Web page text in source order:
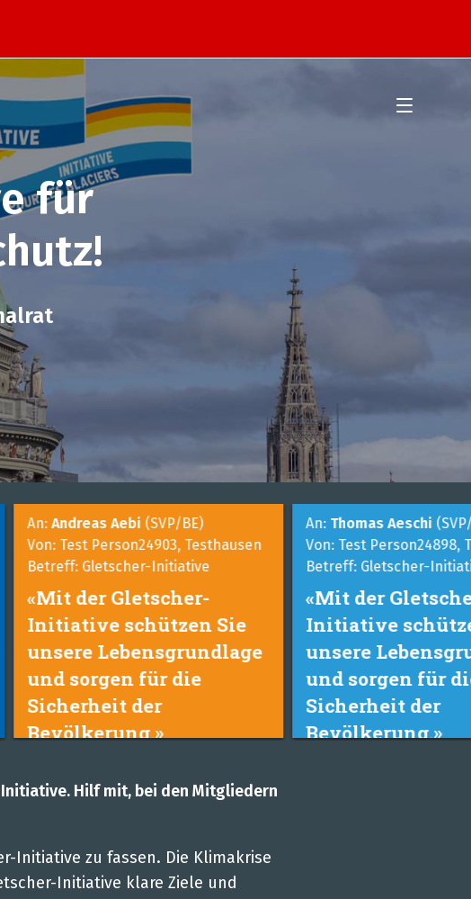
für
An: Andreas Aebi(SVP/BE)
Von: Test Person24903, Testhausen
Betreff: Gletscher-Initiative
«Mit der Gletscher-
Initiative schützen Sie
unsere Lebensgrundlage
und sorgen für die
Sicherheit der
Bevölkerung.»
An: Thomas Aeschi(SVP/
Von: Test Person24898,
Betreff: Gletscher-
«Mit der
Initiative
unsere
und sorgen für
Sicherheit der
Bevölkerung.»
Hilf mit, bei den Mitgliedern
Initiative zu fassen. Die Klimakrise
Initiative klare Ziele und